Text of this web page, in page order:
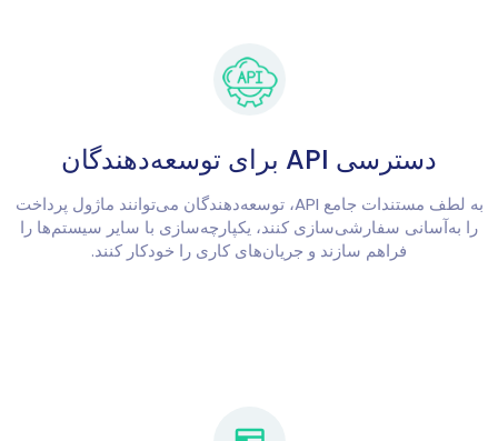
دسترسی API برای توسعه‌دهندگان
به لطف مستندات جامع API، توسعه‌دهندگان می‌توانند ماژول پرداخت
را به‌آسانی سفارشی‌سازی کنند، یکپارچه‌سازی با سایر سیستم‌ها را
فراهم سازند و جریان‌های کاری را خودکار کنند.